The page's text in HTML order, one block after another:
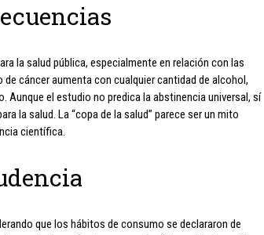
la salud pública, especialmente en relación con las
cáncer aumenta con cualquier cantidad de alcohol,
Aunque el estudio no predica la abstinencia universal, sí
la salud. La “copa de la salud” parece ser un mito
científica.
que los hábitos de consumo se declararon de